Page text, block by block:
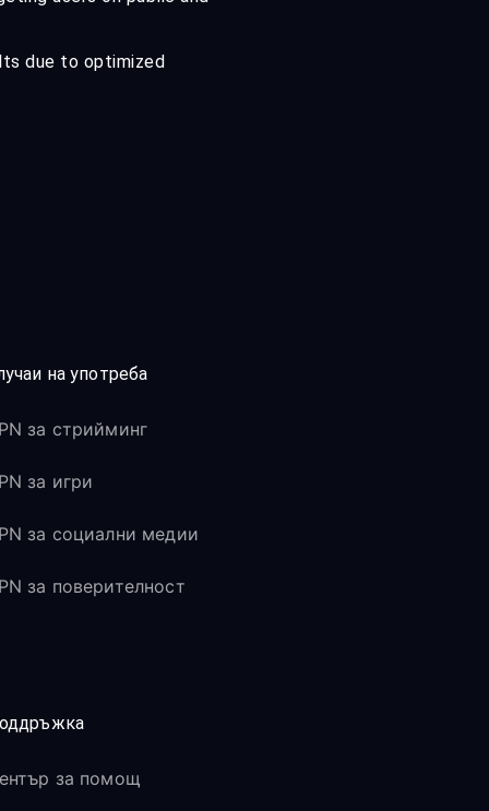
due to optimized
на употреба
за стрийминг
за игри
за социални медии
за поверителност
за помощ